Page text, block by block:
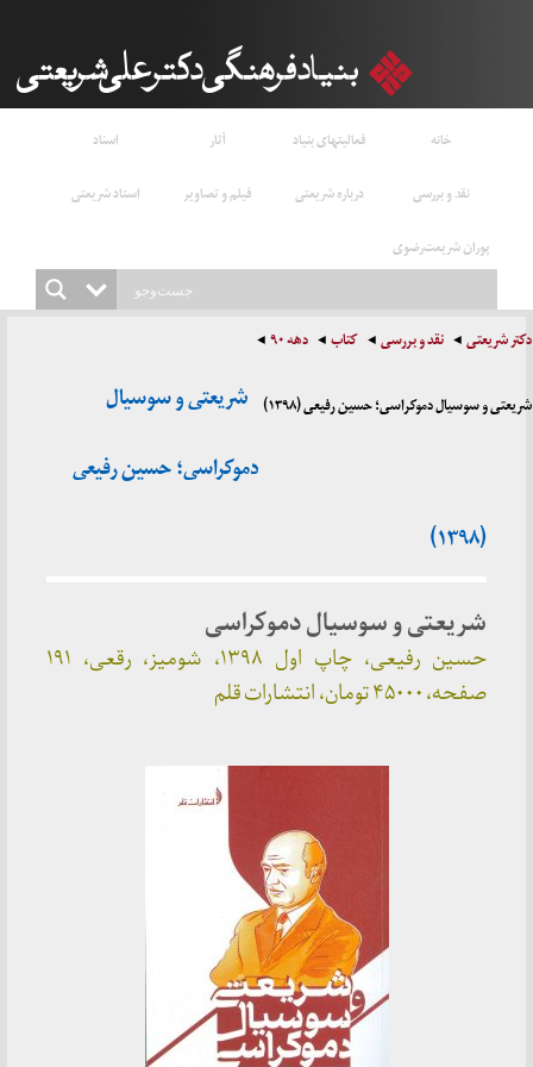
خانه فعالیتهای بنیاد آثار
اسناد
نقد و بررسی
درباره شریعتی فیلم و تصاویر
استاد شریعتی
پوران شریعت‌رضوی
دکتر شریعتی نقد و بررسی کتاب دهه ۹۰
شریعتی و سوسیال دموکراسی؛ حسین رفیعی (۱۳۹۸)
شریعتی و سوسیال
دموکراسی؛ حسین رفیعی
(۱۳۹۸)
شریعتی و سوسیال دموکراسی
حسین رفیعی، چاپ اول ۱۳۹۸، شومیز، رقعی، ۱۹۱
صفحه، ۴۵۰۰۰ تومان، انتشارات قلم